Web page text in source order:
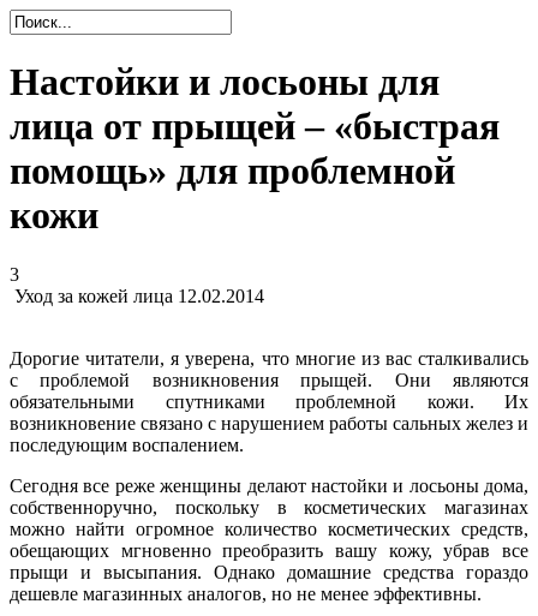
Настойки и лосьоны для
лица от прыщей – «быстрая
помощь» для проблемной
кожи
3
Уход за кожей лица 12.02.2014
Дорогие читатели, я уверена, что многие из вас сталкивались
с проблемой возникновения прыщей. Они являются
обязательными спутниками проблемной кожи. Их
возникновение связано с нарушением работы сальных желез и
последующим воспалением.
Сегодня все реже женщины делают настойки и лосьоны дома,
собственноручно, поскольку в косметических магазинах
можно найти огромное количество косметических средств,
обещающих мгновенно преобразить вашу кожу, убрав все
прыщи и высыпания. Однако домашние средства гораздо
дешевле магазинных аналогов, но не менее эффективны.